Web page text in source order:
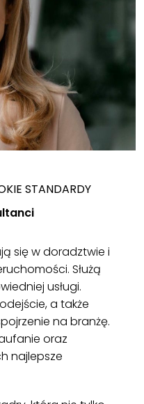
STANDARDY
się w doradztwie i
Służą
usługi.
a także
na branżę.
oraz
najlepsze